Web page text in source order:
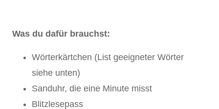
Was du dafür brauchst:
Wörterkärtchen (List geeigneter Wörter
siehe unten)
Sanduhr, die eine Minute misst
Blitzlesepass